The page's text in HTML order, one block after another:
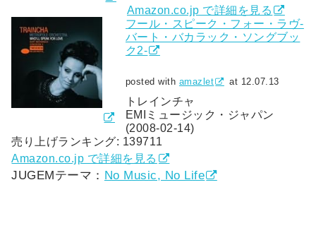
Amazon.co.jp で詳細を見る
フール・スピーク・フォー・ラヴ-
バート・バカラック・ソングブッ
ク2-
posted with amazlet at 12.07.13
トレインチャ
EMIミュージック・ジャパン
(2008-02-14)
売り上げランキング: 139711
Amazon.co.jp で詳細を見る
JUGEMテーマ： No Music, No Life